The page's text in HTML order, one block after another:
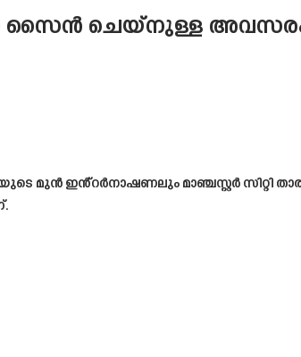
സൈൻ ചെയ്നുള്ള അവസരം
മുൻ ഇൻ്റർനാഷണലും മാഞ്ചസ്റ്റർ സിറ്റി